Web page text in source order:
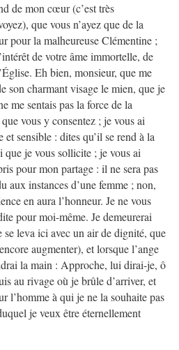
de mon cœur (c’est très
que vous n’ayez que de la
pour la malheureuse Clémentine ;
de votre âme immortelle, de
Eh bien, monsieur, que me
son charmant visage le mien, que je
me sentais pas la force de la
vous y consentez ; je vous ai
sensible : dites qu’il se rend à la
que je vous sollicite ; je vous ai
pour mon partage : il ne sera pas
aux instances d’une femme ; non,
en aura l’honneur. Je ne vous
pour moi-même. Je demeurerai
leva ici avec un air de dignité, que
augmenter), et lorsque l’ange
la main : Approche, lui dirai-je, ô
au rivage où je brûle d’arriver, et
l’homme à qui je ne la souhaite pas
je veux être éternellement